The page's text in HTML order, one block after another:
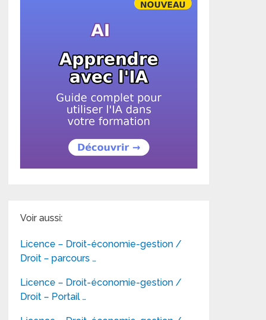
Voir aussi:
Licence – Droit-économie-gestion /
Droit – parcours …
Licence – Droit-économie-gestion /
Droit – Portail …